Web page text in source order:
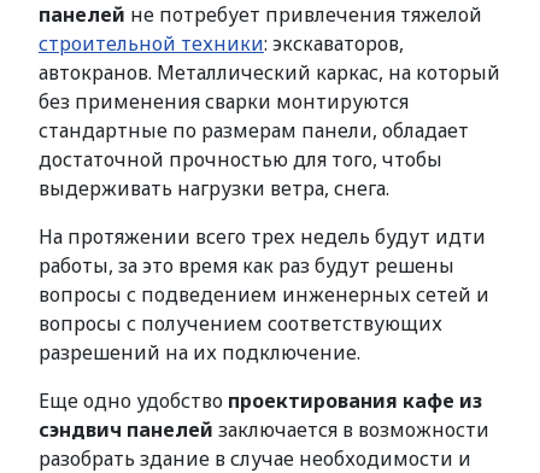
панелей не потребует привлечения тяжелой
строительной техники: экскаваторов,
автокранов. Металлический каркас, на который
без применения сварки монтируются
стандартные по размерам панели, обладает
достаточной прочностью для того, чтобы
выдерживать нагрузки ветра, снега.
На протяжении всего трех недель будут идти
работы, за это время как раз будут решены
вопросы с подведением инженерных сетей и
вопросы с получением соответствующих
разрешений на их подключение.
Еще одно удобство проектирования кафе из
сэндвич панелей заключается в возможности
разобрать здание в случае необходимости и